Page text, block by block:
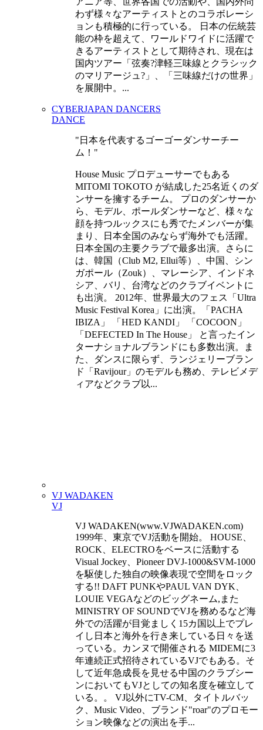
わず様々なアーティストとのコラボレーシ
ョンも積極的に行っている。 日本の伝統芸
能の枠を超えて、ワールドワイドに活躍で
きるアーティストとして期待され、現在は
国内ツアー「弦奏?津軽三味線とクラシック
のマリアージュ?」、「三味線だけの世界」
を展開中。...
CYBERJAPAN DANCERS
DANCE
日本を代表するゴーゴーダンサーチー
ム！
House Music プロデューサーでもある
MITOMI TOKOTO が結成した25名近くのダ
ンサーを擁するチーム。 プロのダンサーか
ら、モデル、ポールダンサーなど、様々な
顔を持つルックスにも秀でたメンバーが集
まり、日本全国のみならず海外でも活躍。
日本全国の主要クラブで最多出演。さらに
は、韓国（Club M2, Ellui等）、中国、シン
ガポール（Zouk）、マレーシア、インドネ
シア、バリ、台湾などのクラブイベントに
も出演。 2012年、世界最大のフェス「Ultra
Music Festival Korea」に出演。「PACHA
IBIZA」 「HED KANDI」 「COCOON」
「DEFECTED In The House」 と言ったイン
ターナショナルブランドにも多数出演。ま
た、ダンスに限らず、ランジェリーブラン
ド「Ravijour」のモデルも務め、テレビメデ
ィアなどクラブ以...
VJ WADAKEN
VJ
VJ WADAKEN(www.VJWADAKEN.com)
1999年、東京でVJ活動を開始。 HOUSE、
ROCK、ELECTROをベースに活動する
Visual Jockey、Pioneer DVJ-1000&SVM-1000
を駆使した独自の映像表現で空間をロック
する!! DAFT PUNKやPAUL VAN DYK、
LOUIE VEGAなどのビッグネーム,また
MINISTRY OF SOUNDでVJを務めるなど海
外での活躍が目覚ましく15カ国以上でプレ
イし日本と海外を行き来している日々を送
っている。カンヌで開催される MIDEMに3
年連続正式招待されているVJでもある。そ
して近年急成長を見せる中国のクラブシー
ンにおいてもVJとしての知名度を確立して
いる。。 VJ以外にTV-CM、タイトルバッ
ク、Music Video、ブランド"roar"のプロモー
ション映像などの演出を手...